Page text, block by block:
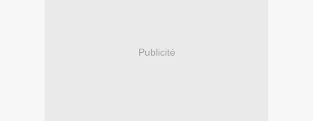
Publicité